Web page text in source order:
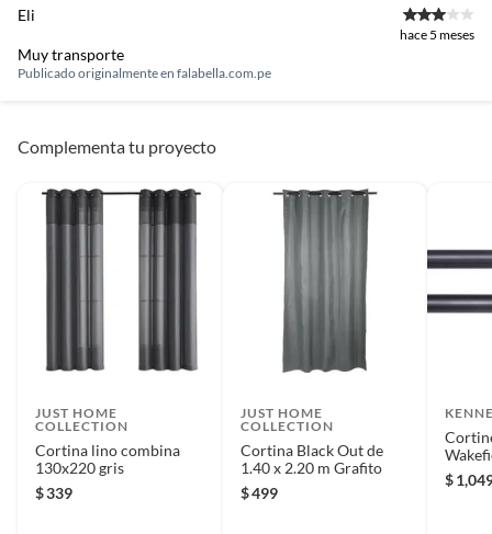
Eli
hace 5 meses
Muy transporte
Publicado originalmente en falabella.com.pe
Complementa tu proyecto
JUST HOME
COLLECTION
Cortina lino combina
130x220 gris
$339
JUST HOME
COLLECTION
Cortina Black Out de
1.40 x 2.20 m Grafito
$499
de
Negro
$